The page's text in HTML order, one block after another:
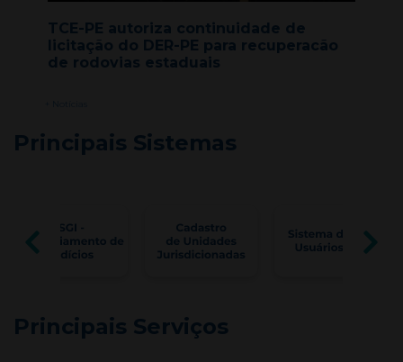
TCE-PE autoriza continuidade de
licitação do DER-PE para recuperacão
de rodovias estaduais
Principais Sistemas
Principais Serviços